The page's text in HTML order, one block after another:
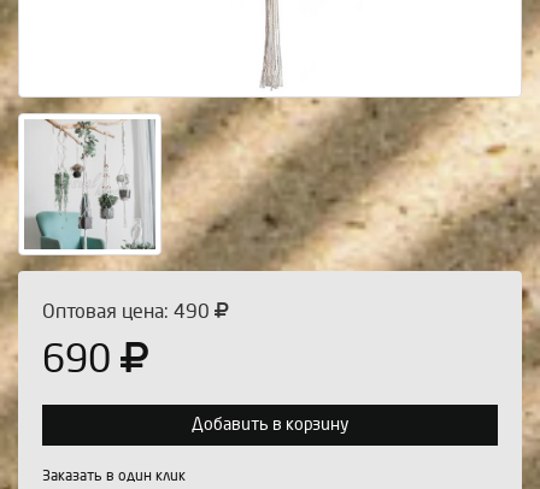
Оптовая цена: 490
690
Выберите количество:
Добавить в корзину
Заказать в один клик